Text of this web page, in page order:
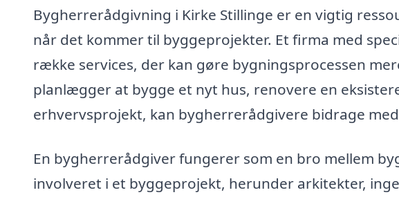
Bygherrerådgivning i Kirke Stillinge er en vigtig
når det kommer til byggeprojekter. Et firma med
række services, der kan gøre bygningsprocessen
planlægger at bygge et nyt hus, renovere en
erhvervsprojekt, kan bygherrerådgivere bidrage
En bygherrerådgiver fungerer som en bro mellem
involveret i et byggeprojekt, herunder arkitekter,